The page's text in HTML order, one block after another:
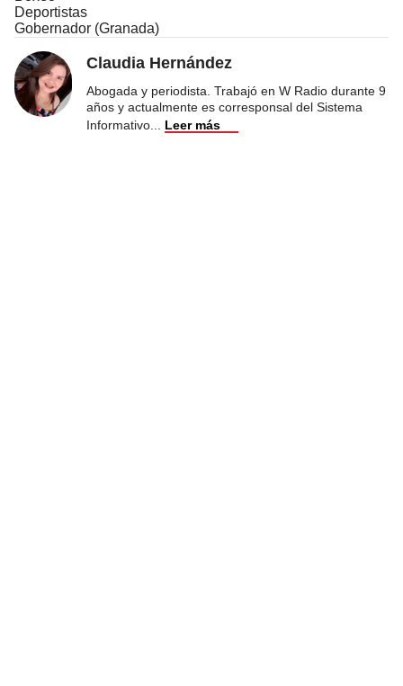
Deportistas
Gobernador (Granada)
Claudia Hernández
Abogada y periodista. Trabajó en W Radio durante 9
años y actualmente es corresponsal del Sistema
Informativo
Leer más